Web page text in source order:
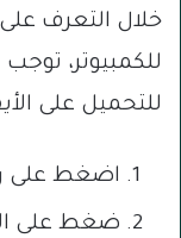
للكمبيوتر،
للتحميل على
اضغط على
ضغط على